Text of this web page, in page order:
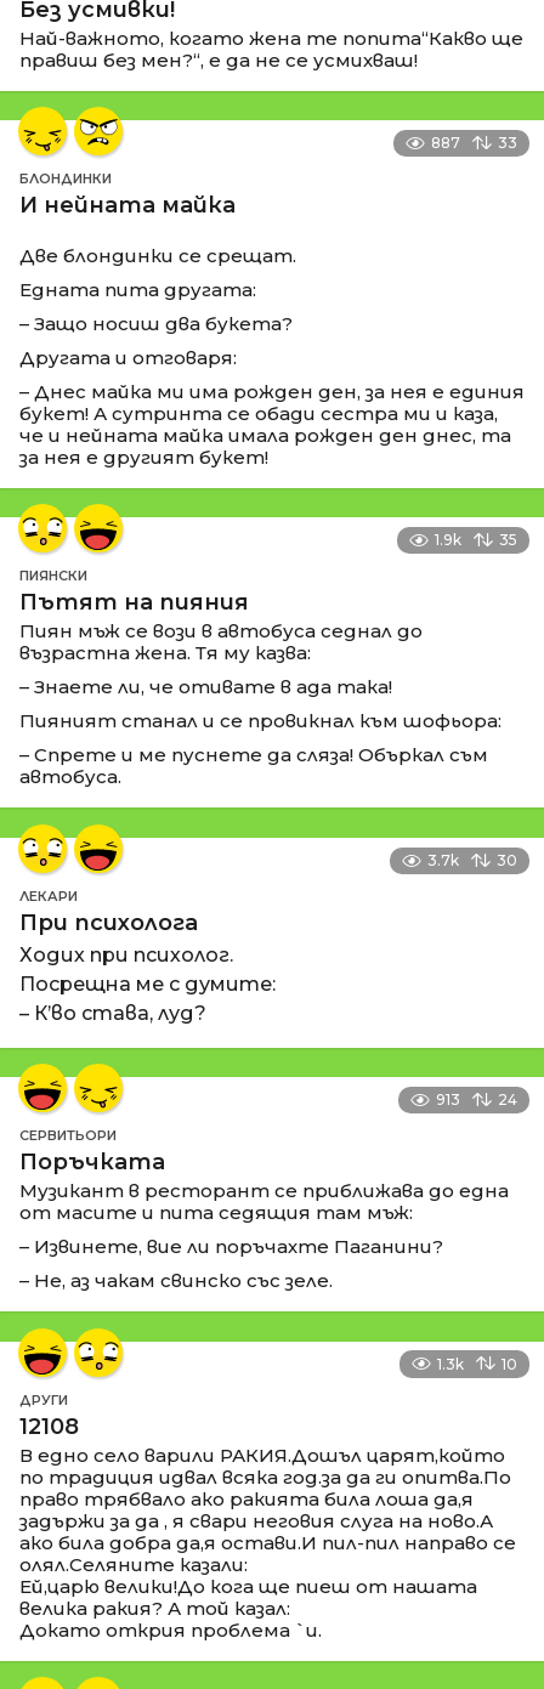
Без усмивки!
Най-важното, когато жена те попита“Какво ще
правиш без мен?“, е да не се усмихваш!
887 33
БЛОНДИНКИ
И нейната майка
Две блондинки се срещат.
Едната пита другата:
– Защо носиш два букета?
Другата и отговаря:
– Днес майка ми има рожден ден, за нея е единия
букет! А сутринта се обади сестра ми и каза,
че и нейната майка имала рожден ден днес, та
за нея е другият букет!
1.9k 35
ПИЯНСКИ
Пътят на пияния
Пиян мъж се вози в автобуса седнал до
възрастна жена. Тя му казва:
– Знаете ли, че отивате в ада така!
Пияният станал и се провикнал към шофьора:
– Спрете и ме пуснете да сляза! Объркал съм
автобуса.
3.7k 30
ЛЕКАРИ
При психолога
Ходих при психолог.
Посрещна ме с думите:
– К’во става, луд?
913 24
СЕРВИТЬОРИ
Поръчката
Музикант в ресторант се приближава до една
от масите и пита седящия там мъж:
– Извинете, вие ли поръчахте Паганини?
– Не, аз чакам свинско със зеле.
1.3k 10
ДРУГИ
12108
В едно село варили РАКИЯ.Дошъл царят,който
по традиция идвал всяка год.за да ги опитва.По
право трябвало ако ракията била лоша да,я
задържи за да , я свари неговия слуга на ново.А
ако била добра да,я остави.И пил-пил направо се
олял.Селяните казали:
Ей,царю велики!До кога ще пиеш от нашата
велика ракия? А той казал:
Докато открия проблема `и.